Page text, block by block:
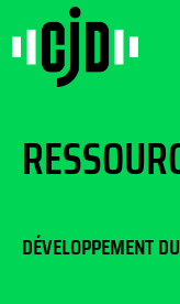
DÉVELOPPEMENT